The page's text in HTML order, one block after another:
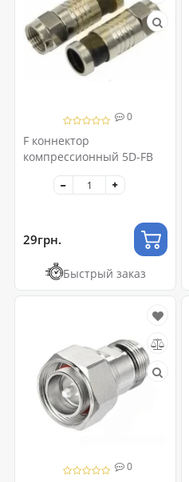
0
F коннектор
компрессионный 5D-FB
29грн.
Быстрый заказ
0